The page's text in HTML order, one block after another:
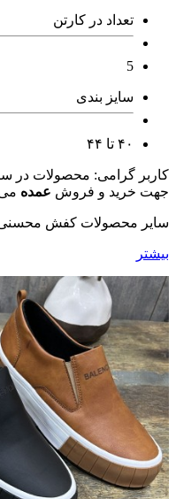
تعداد در کارتن
5
سایز بندی
۴۰ تا ۴۴
کاربر گرامی: محصولات در
جهت خرید و فروش عمده
سایر محصولات کفش
بیشتر